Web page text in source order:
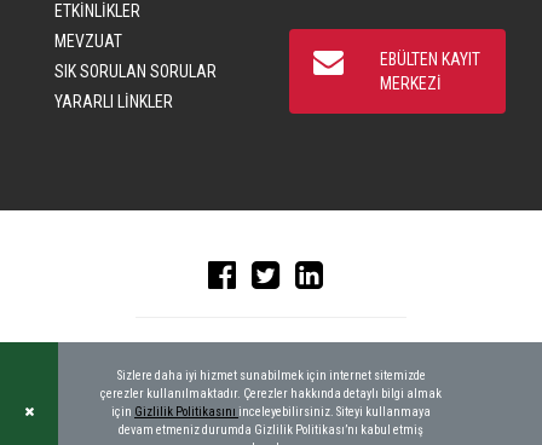
ETKİNLİKLER
MEVZUAT
SIK SORULAN SORULAR
YARARLI LİNKLER
EBÜLTEN KAYIT
MERKEZİ
Sizlere daha iyi hizmet sunabilmek için internet sitemizde
çerezler kullanılmaktadır. Çerezler hakkında detaylı bilgi almak
için Gizlilik Politikasını inceleyebilirsiniz. Siteyi kullanmaya
devam etmeniz durumda Gizlilik Politikası’nı kabul etmiş